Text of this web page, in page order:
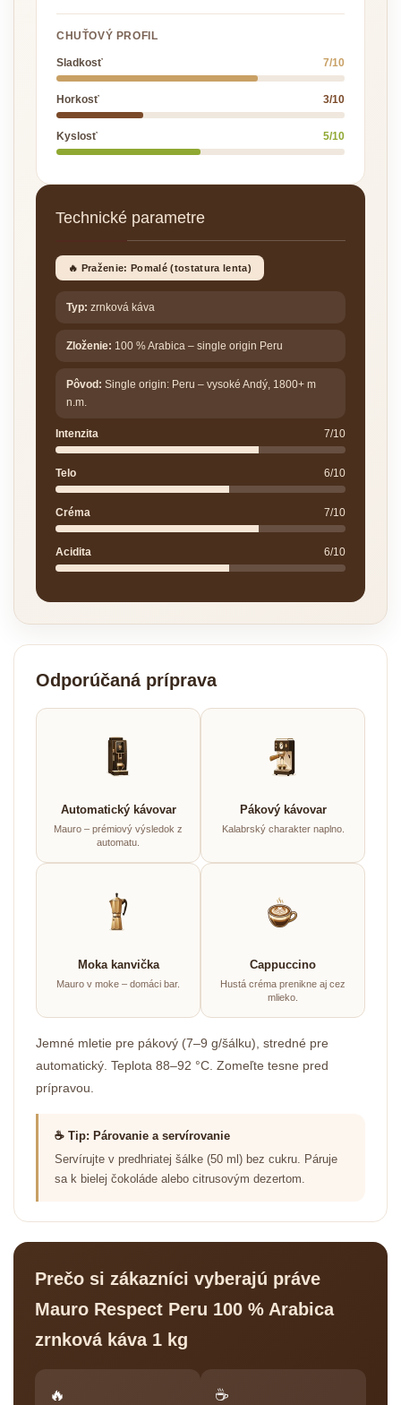
CHUŤOVÝ PROFIL
Sladkosť 7/10
Horkosť 3/10
Kyslosť 5/10
Technické parametre
🔥 Praženie: Pomalé (tostatura lenta)
Typ: zrnková káva
Zloženie: 100 % Arabica – single origin Peru
Pôvod: Single origin: Peru – vysoké Andý, 1800+ m
n.m.
Intenzita 7/10
Telo 6/10
Créma 7/10
Acidita 6/10
Odporúčaná príprava
Automatický kávovar
Mauro – prémiový výsledok z
automatu.
Pákový kávovar
Kalabrský charakter naplno.
Moka kanvička
Mauro v moke – domáci bar.
Cappuccino
Hustá créma prenikne aj cez
mlieko.
Jemné mletie pre pákový (7–9 g/šálku), stredné pre
automatický. Teplota 88–92 °C. Zomeľte tesne pred
prípravou.
☕ Tip: Párovanie a servírovanie
Servírujte v predhriatej šálke (50 ml) bez cukru. Páruje
sa k bielej čokoláde alebo citrusovým dezertom.
Prečo si zákazníci vyberajú práve
Mauro Respect Peru 100 % Arabica
zrnková káva 1 kg
🔥 ☕